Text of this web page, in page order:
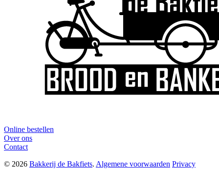
Online bestellen
Over ons
Contact
© 2026 Bakkerij de Bakfiets. Algemene voorwaarden Privacy